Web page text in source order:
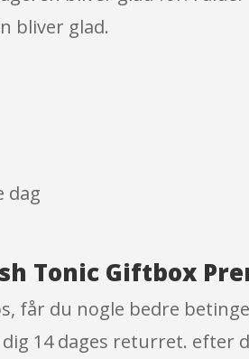
bliver glad.
dag
Tonic Giftbox
får du nogle bedre
14 dages returret. efter